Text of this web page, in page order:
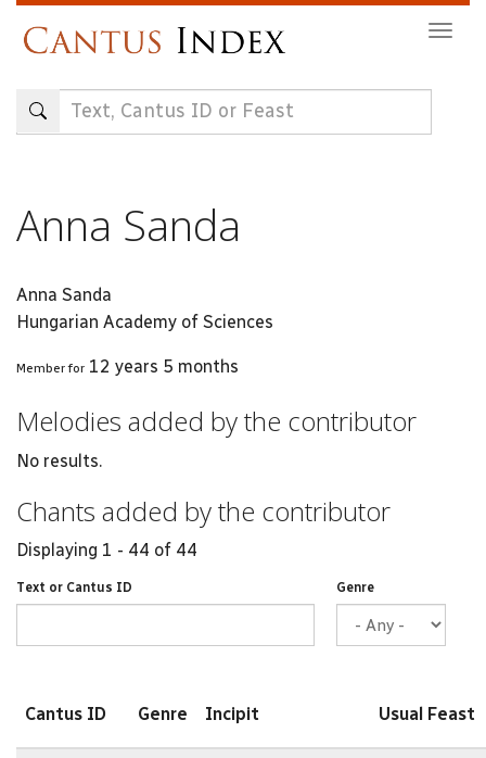
content
Anna Sanda
Anna Sanda
Hungarian Academy of Sciences
Member for 12 years 5 months
Melodies added by the contributor
No results.
Chants added by the contributor
Displaying 1 - 44 of 44
Text or Cantus ID Genre
Cantus ID Genre Incipit Usual Feast